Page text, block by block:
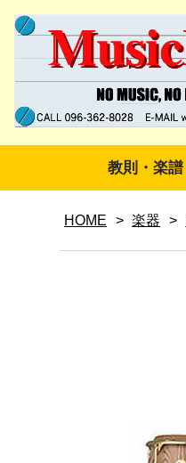
教則・楽譜
HOME > 楽器 >